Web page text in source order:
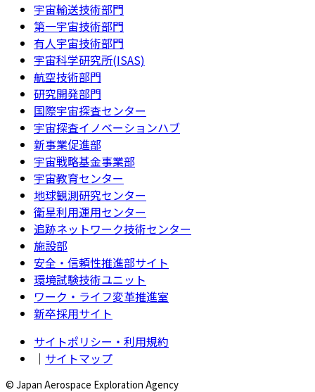
宇宙輸送技術部門
第一宇宙技術部門
有人宇宙技術部門
宇宙科学研究所(ISAS)
航空技術部門
研究開発部門
国際宇宙探査センター
宇宙探査イノベーションハブ
新事業促進部
宇宙戦略基金事業部
宇宙教育センター
地球観測研究センター
衛星利用運用センター
追跡ネットワーク技術センター
施設部
安全・信頼性推進部サイト
環境試験技術ユニット
ワーク・ライフ変革推進室
新卒採用サイト
サイトポリシー・利用規約
｜ サイトマップ
© Japan Aerospace Exploration Agency